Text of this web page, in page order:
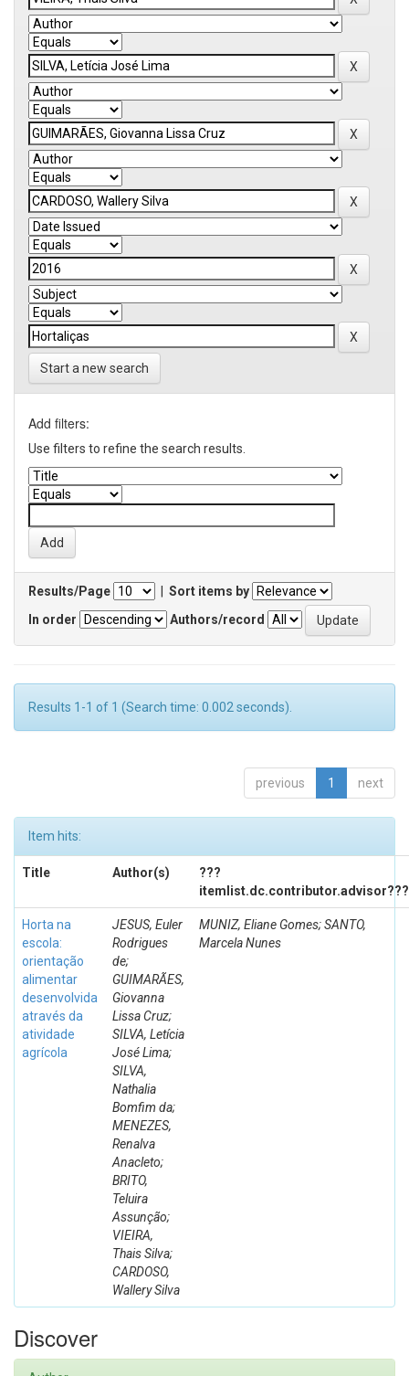
Start a new search
Add filters:
Use filters to refine the search results.
Results/Page
Sort items by
In order
Authors/record
Results 1-1 of 1 (Search time: 0.002 seconds).
previous 1 next
Item hits:
Title Author(s)
???
itemlist.dc.contributor.advisor???
Horta na
escola:
orientação
alimentar
desenvolvida
através da
atividade
agrícola
JESUS, Euler
Rodrigues
de;
GUIMARÃES,
Giovanna
Lissa Cruz;
SILVA, Letícia
José Lima;
SILVA,
Nathalia
Bomfim da;
MENEZES,
Renalva
Anacleto;
BRITO,
Teluira
Assunção;
VIEIRA,
Thais Silva;
CARDOSO,
Wallery Silva
MUNIZ, Eliane Gomes; SANTO,
Marcela Nunes
Discover